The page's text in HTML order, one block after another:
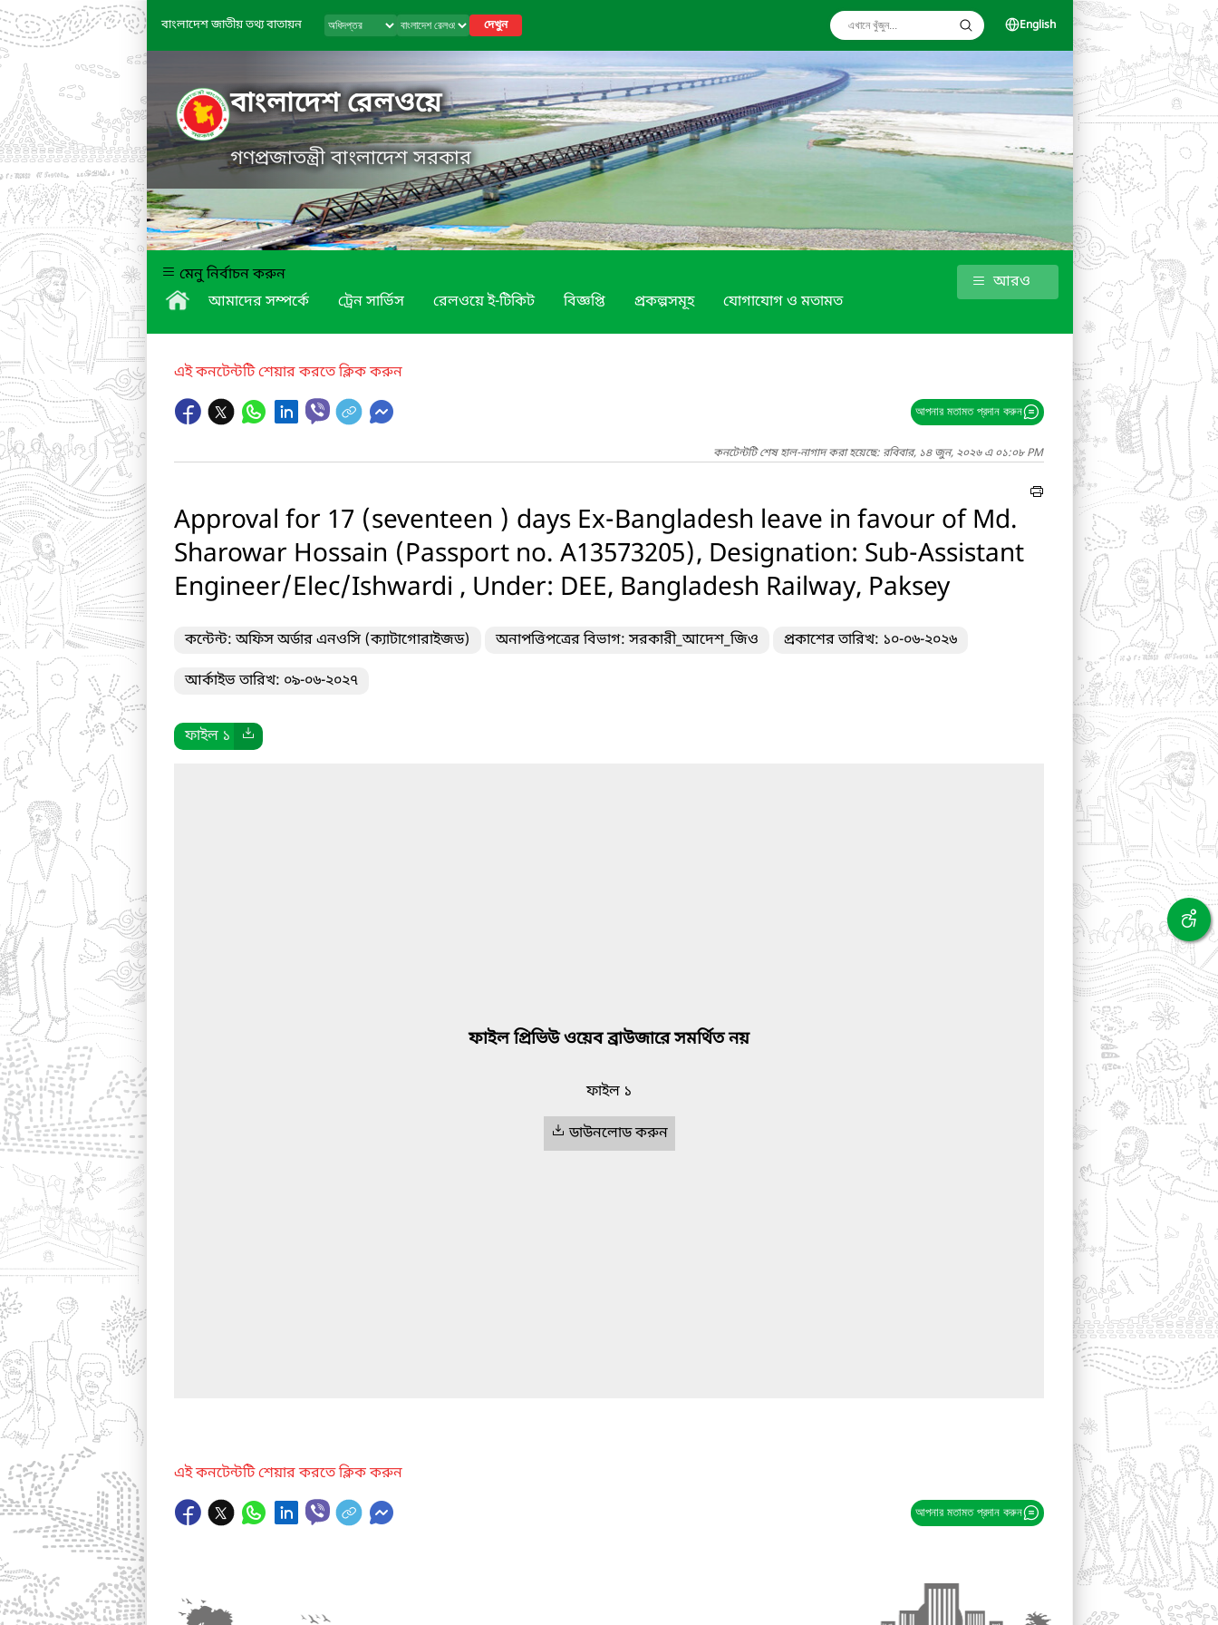
বাংলাদেশ জাতীয় তথ্য বাতায়ন দেখুন English
বাংলাদেশ রেলওয়ে
গণপ্রজাতন্ত্রী বাংলাদেশ সরকার
মেনু নির্বাচন করুন
আমাদের সম্পর্কে
ট্রেন সার্ভিস রেলওয়ে ই-টিকিট বিজ্ঞপ্তি প্রকল্পসমূহ যোগাযোগ ও মতামত
আরও
এই কনটেন্টটি শেয়ার করতে ক্লিক করুন
আপনার মতামত প্রদান করুন
কনটেন্টটি শেষ হাল-নাগাদ করা হয়েছে: রবিবার, ১৪ জুন, ২০২৬ এ ০১:০৮ PM
Approval for 17 (seventeen ) days Ex-Bangladesh leave in favour of Md.
Sharowar Hossain (Passport no. A13573205), Designation: Sub-Assistant
Engineer/Elec/Ishwardi , Under: DEE, Bangladesh Railway, Paksey
কন্টেন্ট: অফিস অর্ডার এনওসি (ক্যাটাগোরাইজড) অনাপত্তিপত্রের বিভাগ: সরকারী_আদেশ_জিও প্রকাশের তারিখ: ১০-০৬-২০২৬
আর্কাইভ তারিখ: ০৯-০৬-২০২৭
ফাইল ১
ফাইল প্রিভিউ ওয়েব ব্রাউজারে সমর্থিত নয়
ফাইল ১
ডাউনলোড করুন
এই কনটেন্টটি শেয়ার করতে ক্লিক করুন
আপনার মতামত প্রদান করুন